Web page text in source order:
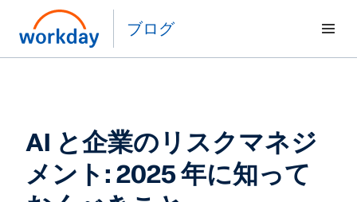
ブログ
AI と企業のリスクマネジ
メント: 2025 年に知って